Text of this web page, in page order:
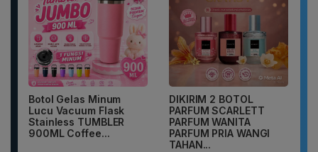
Botol Gelas Minum
Lucu Vacuum Flask
Stainless TUMBLER
900ML Coffee...
DIKIRIM 2 BOTOL
PARFUM SCARLETT
PARFUM WANITA
PARFUM PRIA WANGI
TAHAN...